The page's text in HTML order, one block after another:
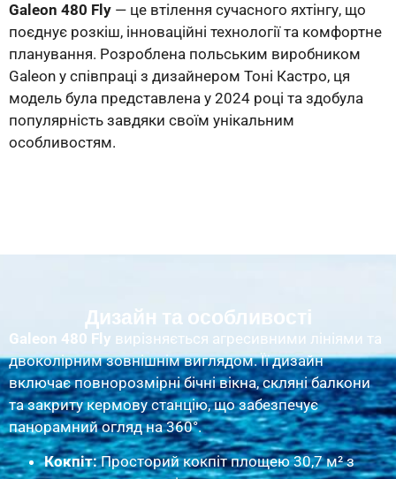
Galeon 480 Fly — це втілення сучасного яхтінгу, що
поєднує розкіш, інноваційні технології та комфортне
планування. Розроблена польським виробником
Galeon у співпраці з дизайнером Тоні Кастро, ця
модель була представлена у 2024 році та здобула
популярність завдяки своїм унікальним
особливостям.
Дизайн та особливості
Galeon 480 Fly вирізняється агресивними лініями та
двоколірним зовнішнім виглядом. Її дизайн
включає повнорозмірні бічні вікна, скляні балкони
та закриту кермову станцію, що забезпечує
панорамний огляд на 360°.
Кокпіт:Просторий кокпіт площею 30,7 м² з